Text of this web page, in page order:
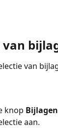
van
van
knop Bijlagen
aan.